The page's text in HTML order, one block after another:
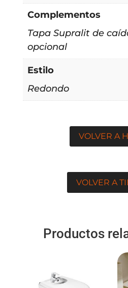
Complementos
Tapa Supralit de
opcional
Estilo
Redondo
VOLVER A
VOLVER A
Productos